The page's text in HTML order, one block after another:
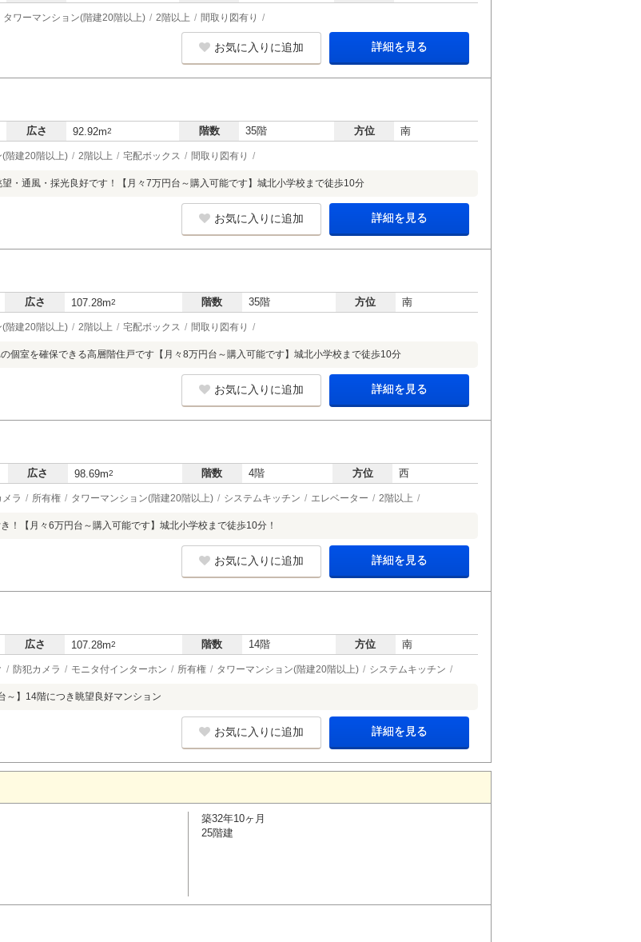
タワーマンション(階建20階以上) 2階以上 間取り図有り
お気に入りに追加 詳細を見る
広さ 92.92m2 階数 35階 方位 南
階建20階以上) 2階以上 宅配ボックス 間取り図有り
・通風・採光良好です！【月々7万円台～購入可能です】城北小学校まで徒歩10分
お気に入りに追加 詳細を見る
広さ 107.28m2 階数 35階 方位 南
階建20階以上) 2階以上 宅配ボックス 間取り図有り
個室を確保できる高層階住戸です【月々8万円台～購入可能です】城北小学校まで徒歩10分
お気に入りに追加 詳細を見る
広さ 98.69m2 階数 4階 方位 西
メラ 所有権 タワーマンション(階建20階以上) システムキッチン エレベーター 2階以上
！【月々6万円台～購入可能です】城北小学校まで徒歩10分！
お気に入りに追加 詳細を見る
広さ 107.28m2 階数 14階 方位 南
防犯カメラ モニタ付インターホン 所有権 タワーマンション(階建20階以上) システムキッチン
～】14階につき眺望良好マンション
お気に入りに追加 詳細を見る
築32年10ヶ月
25階建